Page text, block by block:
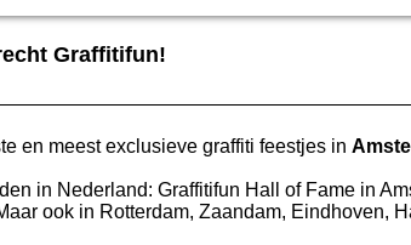
Graffitifun!
en meest exclusieve graffiti feestjes in
in Nederland: Graffitifun Hall of Fame in
ook in Rotterdam, Zaandam, Eindhoven,